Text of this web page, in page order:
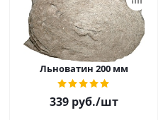
Льноватин 200 мм
339 руб./шт